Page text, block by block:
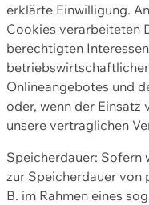
erklärte Einwilligung.
Cookies verarbeiteten
berechtigten
Onlineangebotes und
oder, wenn der
unsere vertraglichen
Speicherdauer: Sofern
zur Speicherdauer von
B. im Rahmen eines